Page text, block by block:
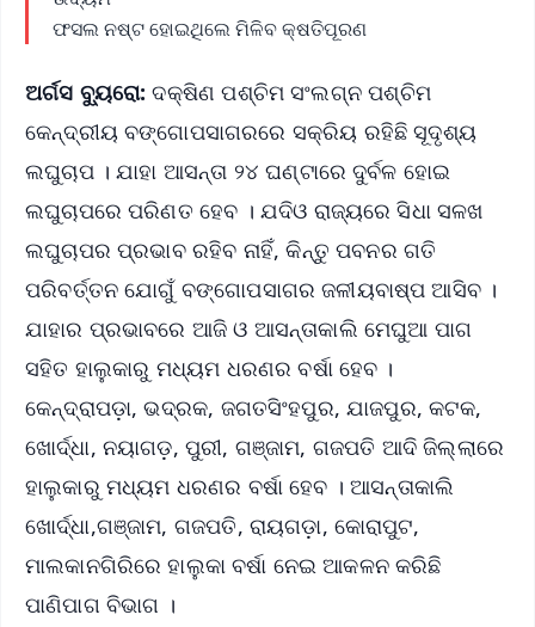
ଫସଲ ନଷ୍ଟ ହୋଇଥିଲେ ମିଳିବ କ୍ଷତିପୂରଣ
ଅର୍ଗସ ବ୍ୟୁରୋ:ଦକ୍ଷିଣ ପଶ୍ଚିମ ସଂଲଗ୍ନ ପଶ୍ଚିମ
କେନ୍ଦ୍ରୀୟ ବଙ୍ଗୋପସାଗରରେ ସକ୍ରିୟ ରହିଛି ସୂଦୃଶ୍ୟ
ଲଘୁଚାପ । ଯାହା ଆସନ୍ତା ୨୪ ଘଣ୍ଟାରେ ଦୁର୍ବଳ ହୋଇ
ଲଘୁଚାପରେ ପରିଣତ ହେବ । ଯଦିଓ ରାଜ୍ୟରେ ସିଧା ସଳଖ
ଲଘୁଚାପର ପ୍ରଭାବ ରହିବ ନାହିଁ, କିନ୍ତୁ ପବନର ଗତି
ପରିବର୍ତ୍ତନ ଯୋଗୁଁ ବଙ୍ଗୋପସାଗର ଜଳୀୟବାଷ୍ପ ଆସିବ ।
ଯାହାର ପ୍ରଭାବରେ ଆଜି ଓ ଆସନ୍ତାକାଲି ମେଘୁଆ ପାଗ
ସହିତ ହାଲୁକାରୁ ମଧ୍ୟମ ଧରଣର ବର୍ଷା ହେବ ।
କେନ୍ଦ୍ରାପଡ଼ା, ଭଦ୍ରକ, ଜଗତସିଂହପୁର, ଯାଜପୁର, କଟକ,
ଖୋର୍ଦ୍ଧା, ନୟାଗଡ଼, ପୁରୀ, ଗଞ୍ଜାମ, ଗଜପତି ଆଦି ଜିଲ୍ଲାରେ
ହାଲୁକାରୁ ମଧ୍ୟମ ଧରଣର ବର୍ଷା ହେବ । ଆସନ୍ତାକାଲି
ଖୋର୍ଦ୍ଧା,ଗଞ୍ଜାମ, ଗଜପତି, ରାୟଗଡ଼ା, କୋରାପୁଟ,
ମାଲକାନଗିରିରେ ହାଲୁକା ବର୍ଷା ନେଇ ଆକଳନ କରିଛି
ପାଣିପାଗ ବିଭାଗ ।